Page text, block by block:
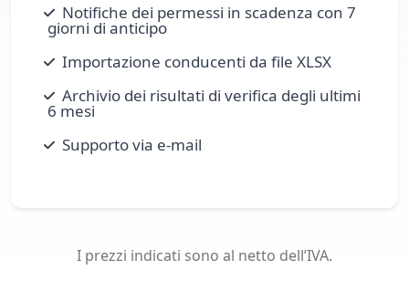
Notifiche dei permessi in scadenza con 7
giorni di anticipo
Importazione conducenti da file XLSX
Archivio dei risultati di verifica degli ultimi
6 mesi
Supporto via e‑mail
I prezzi indicati sono al netto dell’IVA.